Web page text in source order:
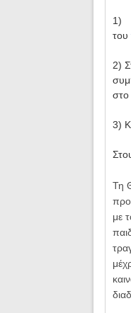
1)
του
2)
στο
3)
Τη
με